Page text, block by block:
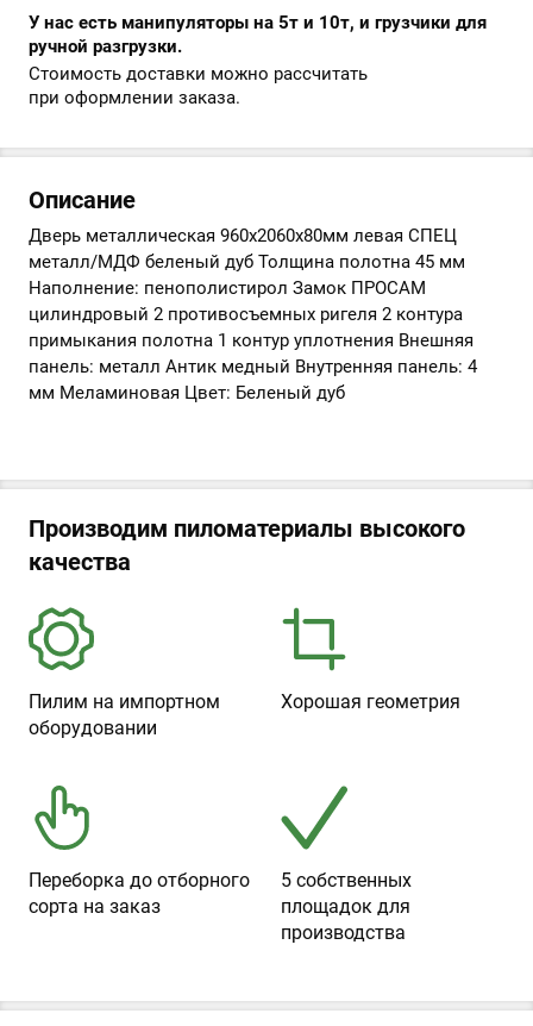
У нас есть манипуляторы на 5т и 10т, и грузчики для
ручной разгрузки.
Стоимость доставки можно рассчитать
при оформлении заказа.
Описание
Дверь металлическая 960х2060х80мм левая СПЕЦ
металл/МДФ беленый дуб Толщина полотна 45 мм
Наполнение: пенополистирол Замок ПРОСАМ
цилиндровый 2 противосъемных ригеля 2 контура
примыкания полотна 1 контур уплотнения Внешняя
панель: металл Антик медный Внутренняя панель: 4
мм Меламиновая Цвет: Беленый дуб
Производим пиломатериалы высокого
качества
Пилим на импортном
оборудовании
Хорошая геометрия
Переборка до отборного
сорта на заказ
5 собственных
площадок для
производства